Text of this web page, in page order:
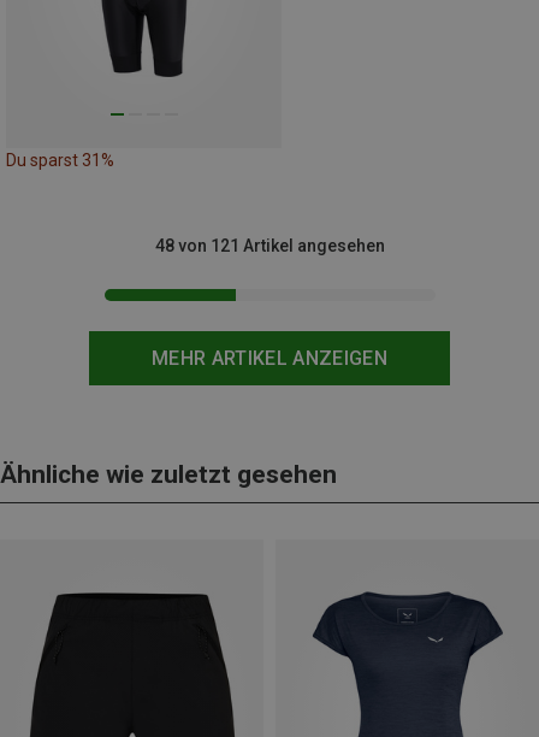
Du sparst 31%
MEHR ARTIKEL ANZEIGEN
48 von 121 Artikel angesehen
Ähnliche wie zuletzt gesehen